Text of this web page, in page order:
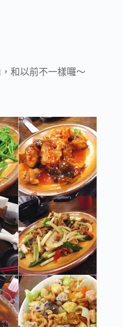
和以前不一樣囉～